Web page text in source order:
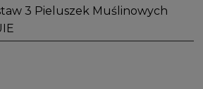
3 Pieluszek Muślinowych